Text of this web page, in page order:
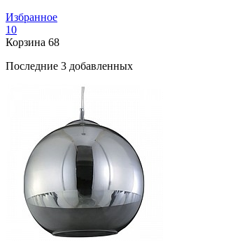
Избранное
10
Корзина 68
Последние 3 добавленных